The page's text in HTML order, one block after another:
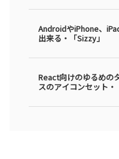
AndroidやiPhone、
出来る・「Sizzy」
React向けのゆるめの
スのアイコンセット・